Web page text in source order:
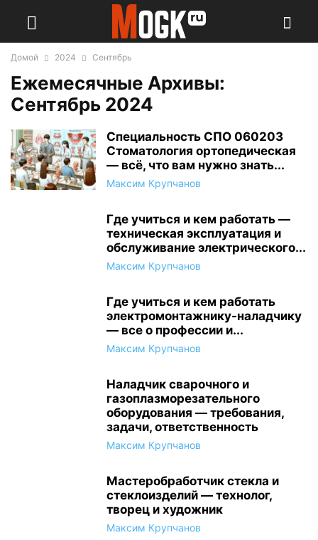
Домой 2024 Сентябрь
Ежемесячные Архивы:
Сентябрь 2024
Специальность СПО 060203
Стоматология ортопедическая
— всё, что вам нужно знать...
Максим Крупчанов
Где учиться и кем работать —
техническая эксплуатация и
обслуживание электрического...
Максим Крупчанов
Где учиться и кем работать
электромонтажнику-наладчику
— все о профессии и...
Максим Крупчанов
Наладчик сварочного и
газоплазморезательного
оборудования — требования,
задачи, ответственность
Максим Крупчанов
Мастеробработчик стекла и
стеклоизделий — технолог,
творец и художник
Максим Крупчанов